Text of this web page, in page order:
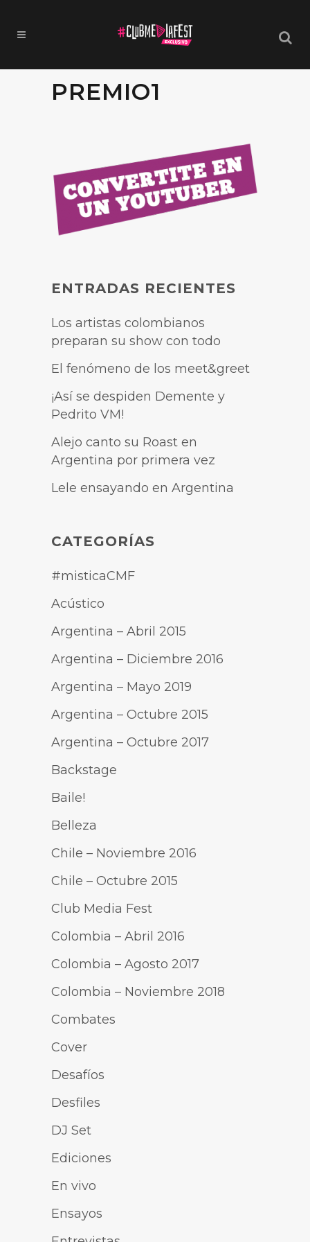
PREMIO1
ENTRADAS RECIENTES
Los artistas colombianos
preparan su show con todo
El fenómeno de los meet&greet
¡Así se despiden Demente y
Pedrito VM!
Alejo canto su Roast en
Argentina por primera vez
Lele ensayando en Argentina
CATEGORÍAS
#misticaCMF
Acústico
Argentina – Abril 2015
Argentina – Diciembre 2016
Argentina – Mayo 2019
Argentina – Octubre 2015
Argentina – Octubre 2017
Backstage
Baile!
Belleza
Chile – Noviembre 2016
Chile – Octubre 2015
Club Media Fest
Colombia – Abril 2016
Colombia – Agosto 2017
Colombia – Noviembre 2018
Combates
Cover
Desafíos
Desfiles
DJ Set
Ediciones
En vivo
Ensayos